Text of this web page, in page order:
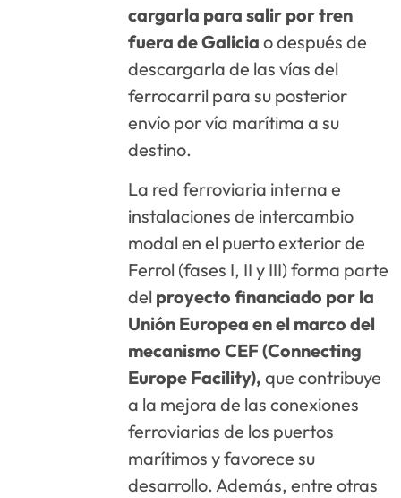
cargarla para salir por tren
fuera de Galicia o después de
descargarla de las vías del
ferrocarril para su posterior
envío por vía marítima a su
destino.
La red ferroviaria interna e
instalaciones de intercambio
modal en el puerto exterior de
Ferrol (fases I, II y III) forma parte
del proyecto financiado por la
Unión Europea en el marco del
mecanismo CEF (Connecting
Europe Facility), que contribuye
a la mejora de las conexiones
ferroviarias de los puertos
marítimos y favorece su
desarrollo. Además, entre otras